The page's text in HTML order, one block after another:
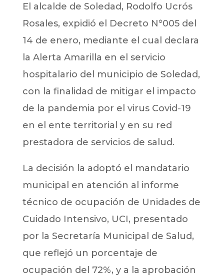
El alcalde de Soledad, Rodolfo Ucrós
Rosales, expidió el Decreto N°005 del
14 de enero, mediante el cual declara
la Alerta Amarilla en el servicio
hospitalario del municipio de Soledad,
con la finalidad de mitigar el impacto
de la pandemia por el virus Covid-19
en el ente territorial y en su red
prestadora de servicios de salud.
La decisión la adoptó el mandatario
municipal en atención al informe
técnico de ocupación de Unidades de
Cuidado Intensivo, UCI, presentado
por la Secretaría Municipal de Salud,
que reflejó un porcentaje de
ocupación del 72%, y a la aprobación